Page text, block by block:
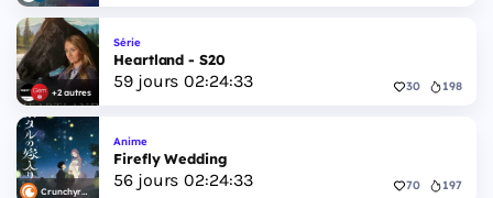
+2 autres
Série
Heartland - S20
59jours 02:24:32 30 198
Crunchyroll
Anime
Firefly Wedding
56jours 02:24:32 70 197